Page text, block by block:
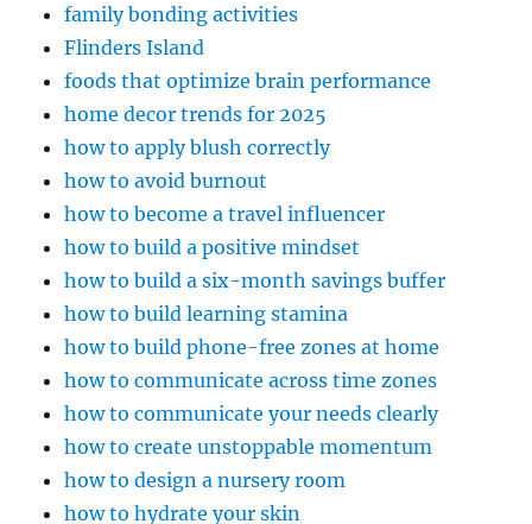
family bonding activities
Flinders Island
foods that optimize brain performance
home decor trends for 2025
how to apply blush correctly
how to avoid burnout
how to become a travel influencer
how to build a positive mindset
how to build a six-month savings buffer
how to build learning stamina
how to build phone-free zones at home
how to communicate across time zones
how to communicate your needs clearly
how to create unstoppable momentum
how to design a nursery room
how to hydrate your skin